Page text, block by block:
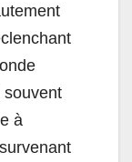
souvent
à